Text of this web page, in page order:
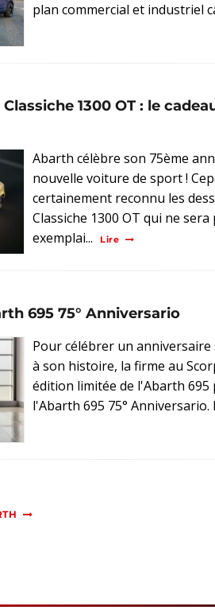
plan commercial et industriel
1300 OT : le
Abarth célèbre son 75ème
nouvelle voiture de sport !
certainement reconnu les
Classiche 1300 OT qui ne
exemplai...
Lire
695 75° Anniversario
Pour célébrer un anniversaire
à son histoire, la firme au
édition limitée de l'Abarth 695
l'Abarth 695 75° Anniversario.